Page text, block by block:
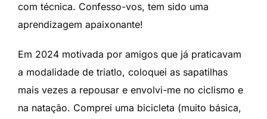
com técnica. Confesso-vos, tem sido uma
aprendizagem apaixonante!
Em 2024 motivada por amigos que já praticavam
a modalidade de triatlo, coloquei as sapatilhas
mais vezes a repousar e envolvi-me no ciclismo e
na natação. Comprei uma bicicleta (muito básica,